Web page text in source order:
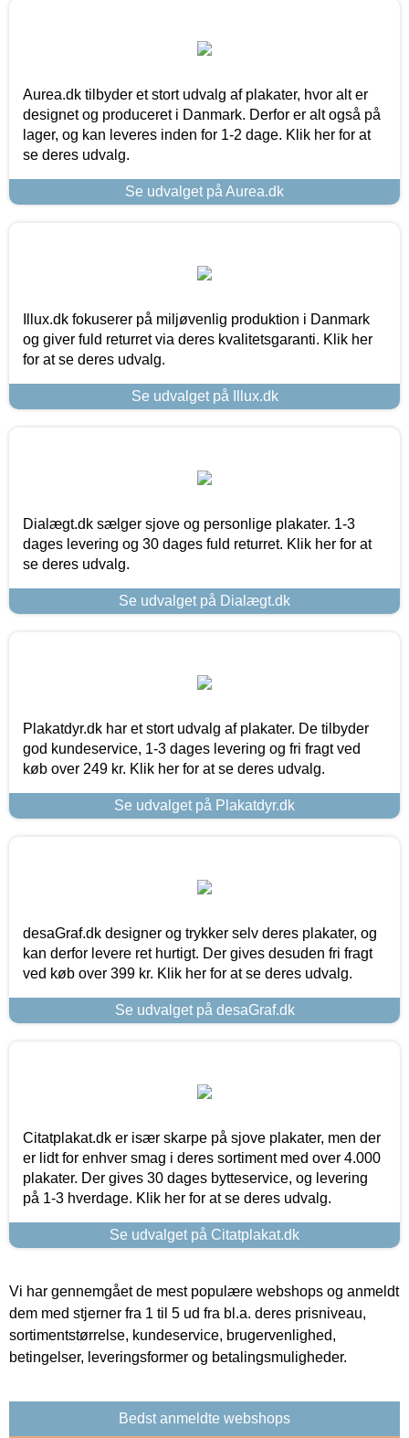
Aurea.dk tilbyder et stort udvalg af plakater, hvor alt er
designet og produceret i Danmark. Derfor er alt også på
lager, og kan leveres inden for 1-2 dage. Klik her for at
se deres udvalg.
Se udvalget på Aurea.dk
Illux.dk fokuserer på miljøvenlig produktion i Danmark
og giver fuld returret via deres kvalitetsgaranti. Klik her
for at se deres udvalg.
Se udvalget på Illux.dk
Dialægt.dk sælger sjove og personlige plakater. 1-3
dages levering og 30 dages fuld returret. Klik her for at
se deres udvalg.
Se udvalget på Dialægt.dk
Plakatdyr.dk har et stort udvalg af plakater. De tilbyder
god kundeservice, 1-3 dages levering og fri fragt ved
køb over 249 kr. Klik her for at se deres udvalg.
Se udvalget på Plakatdyr.dk
desaGraf.dk designer og trykker selv deres plakater, og
kan derfor levere ret hurtigt. Der gives desuden fri fragt
ved køb over 399 kr. Klik her for at se deres udvalg.
Se udvalget på desaGraf.dk
Citatplakat.dk er især skarpe på sjove plakater, men der
er lidt for enhver smag i deres sortiment med over 4.000
plakater. Der gives 30 dages bytteservice, og levering
på 1-3 hverdage. Klik her for at se deres udvalg.
Se udvalget på Citatplakat.dk
Vi har gennemgået de mest populære webshops og anmeldt
dem med stjerner fra 1 til 5 ud fra bl.a. deres prisniveau,
sortimentstørrelse, kundeservice, brugervenlighed,
betingelser, leveringsformer og betalingsmuligheder.
Bedst anmeldte webshops